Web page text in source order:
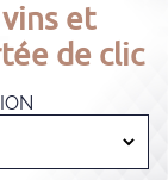
et
de clic